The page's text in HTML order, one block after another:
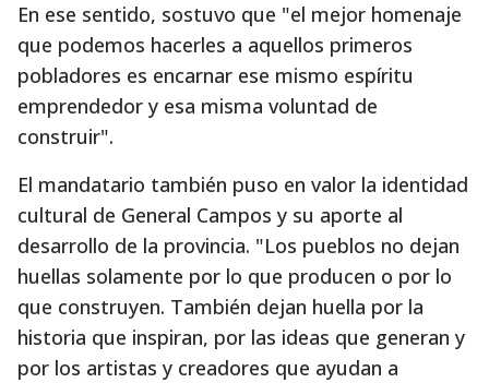
En ese sentido, sostuvo que "el mejor homenaje
que podemos hacerles a aquellos primeros
pobladores es encarnar ese mismo espíritu
emprendedor y esa misma voluntad de
construir".
El mandatario también puso en valor la identidad
cultural de General Campos y su aporte al
desarrollo de la provincia. "Los pueblos no dejan
huellas solamente por lo que producen o por lo
que construyen. También dejan huella por la
historia que inspiran, por las ideas que generan y
por los artistas y creadores que ayudan a